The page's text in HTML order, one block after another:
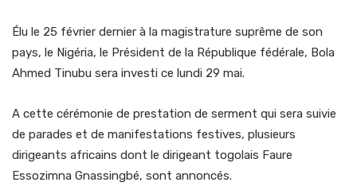
Élu le 25 février dernier à la magistrature suprême de son
pays, le Nigéria, le Président de la République fédérale, Bola
Ahmed Tinubu sera investi ce lundi 29 mai.
A cette cérémonie de prestation de serment qui sera suivie
de parades et de manifestations festives, plusieurs
dirigeants africains dont le dirigeant togolais Faure
Essozimna Gnassingbé, sont annoncés.